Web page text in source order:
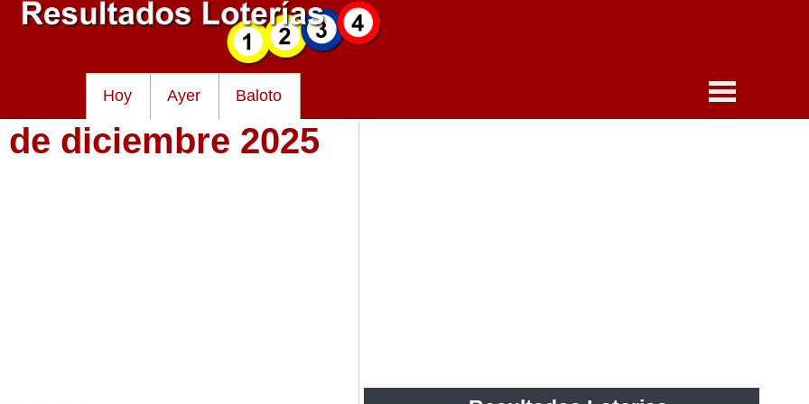
Hoy Ayer Baloto
diciembre 2025